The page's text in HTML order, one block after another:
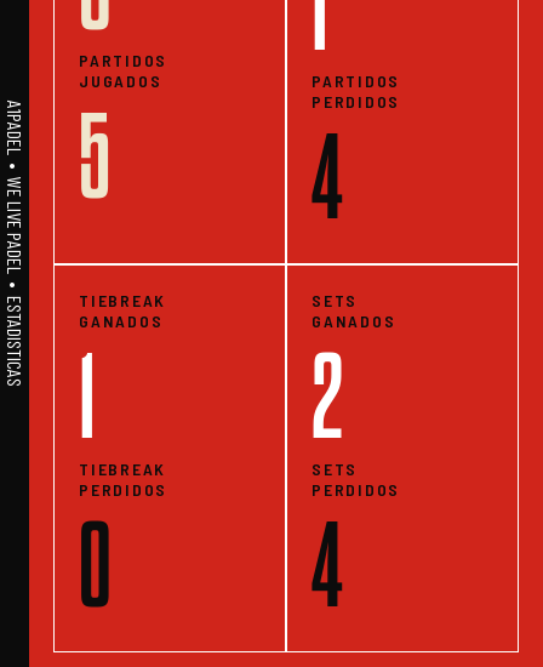
A1PADEL • WE LIVE PADEL • ESTADISTICAS
PARTIDOS
JUGADOS
5
PARTIDOS
PERDIDOS
4
TIEBREAK
GANADOS
1
TIEBREAK
PERDIDOS
0
SETS
GANADOS
2
SETS
PERDIDOS
4